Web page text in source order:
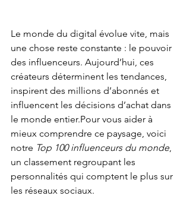
Le monde du digital évolue vite, mais
une chose reste constante : le pouvoir
des influenceurs. Aujourd’hui, ces
créateurs déterminent les tendances,
inspirent des millions d’abonnés et
influencent les décisions d’achat dans
le monde entier.Pour vous aider à
mieux comprendre ce paysage, voici
notre Top 100 influenceurs du monde,
un classement regroupant les
personnalités qui comptent le plus sur
les réseaux sociaux.